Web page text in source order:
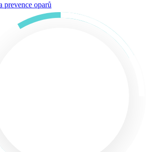
prevence oparů